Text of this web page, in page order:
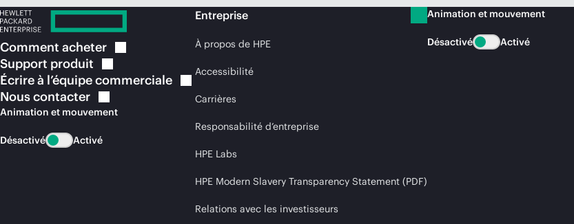
Comment acheter
Support produit
Écrire à l’équipecommerciale
Nouscontacter
Animation et mouvement
Désactivé Activé
Entreprise
À propos de HPE
Accessibilité
Carrières
Responsabilité d’entreprise
HPE Labs
HPE Modern Slavery Transparency Statement (PDF)
Relations avec les investisseurs
Animation et mouvement
Désactivé Activé